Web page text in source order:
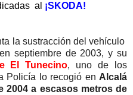
al ¡SKODA!
la sustracción del vehículo
septiembre de 2003, y su
El Tunecino, uno de los
Policía lo recogió en Alcalá
2004 a escasos metros de